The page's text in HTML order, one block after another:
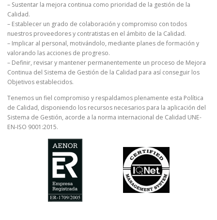
– Sustentar la mejora continua como prioridad de la gestión de la
Calidad.
– Establecer un grado de colaboración y compromiso con todos
nuestros proveedores y contratistas en el ámbito de la Calidad.
– Implicar al personal, motivándolo, mediante planes de formación y
valorando las acciones de progreso.
– Definir, revisar y mantener permanentemente un proceso de Mejora
Continua del Sistema de Gestión de la Calidad para así conseguir los
Objetivos establecidos.
Tenemos un fiel compromiso y respaldamos plenamente esta Política
de Calidad, disponiendo los recursos necesarios para la aplicación del
Sistema de Gestión, acorde a la norma internacional de Calidad UNE-
EN-ISO 9001:2015.